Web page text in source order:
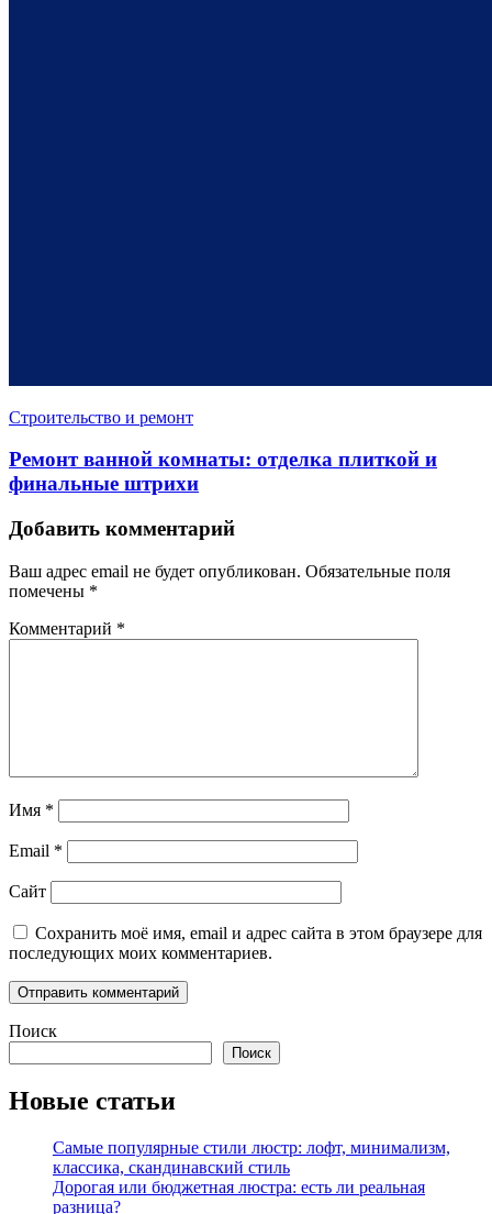
Строительство и ремонт
Ремонт ванной комнаты: отделка плиткой и
финальные штрихи
Добавить комментарий
Ваш адрес email не будет опубликован. Обязательные поля
помечены *
Комментарий *
Имя *
Email *
Сайт
Сохранить моё имя, email и адрес сайта в этом браузере для
последующих моих комментариев.
Поиск
Поиск
Новые статьи
Самые популярные стили люстр: лофт, минимализм,
классика, скандинавский стиль
Дорогая или бюджетная люстра: есть ли реальная
разница?